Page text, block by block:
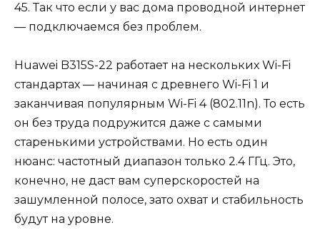
45. Так что если у вас дома проводной интернет
— подключаемся без проблем.
Huawei B315S-22 работает на нескольких Wi-Fi
стандартах — начиная с древнего Wi-Fi 1 и
заканчивая популярным Wi-Fi 4 (802.11n). То есть
он без труда подружится даже с самыми
старенькими устройствами. Но есть один
нюанс: частотный диапазон только 2.4 ГГц. Это,
конечно, не даст вам суперскоростей на
зашумленной полосе, зато охват и стабильность
будут на уровне.